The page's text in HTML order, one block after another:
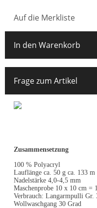
Auf die Merkliste
In den Warenkorb
Frage zum Artikel
Zusammensetzung
100 % Polyacryl
Lauflänge ca. 50 g ca. 133 m
Nadelstärke 4,0-4,5 mm
Maschenprobe 10 x 10 cm =
Verbrauch: Langarmpulli Gr.
Wollwaschgang 30 Grad